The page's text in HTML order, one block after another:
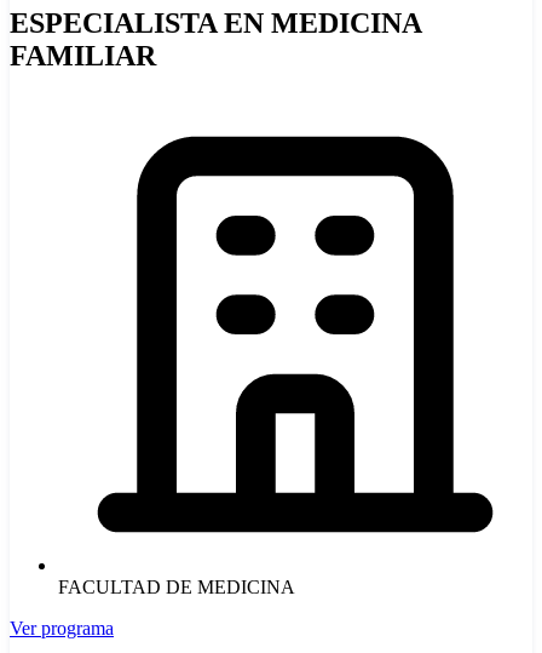
ESPECIALISTA EN MEDICINA
FAMILIAR
FACULTAD DE MEDICINA
Ver programa